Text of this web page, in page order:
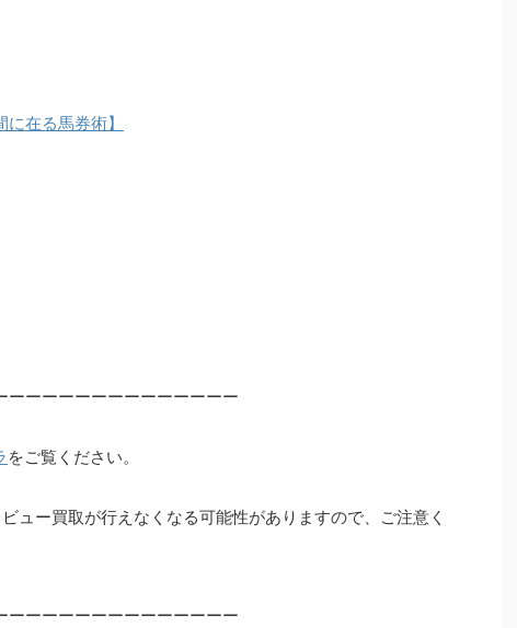
在る馬券術】
ーーーーーーーーーーーーー
をご覧ください。
ュー買取が行えなくなる可能性がありますので、ご注意く
ーーーーーーーーーーーーー